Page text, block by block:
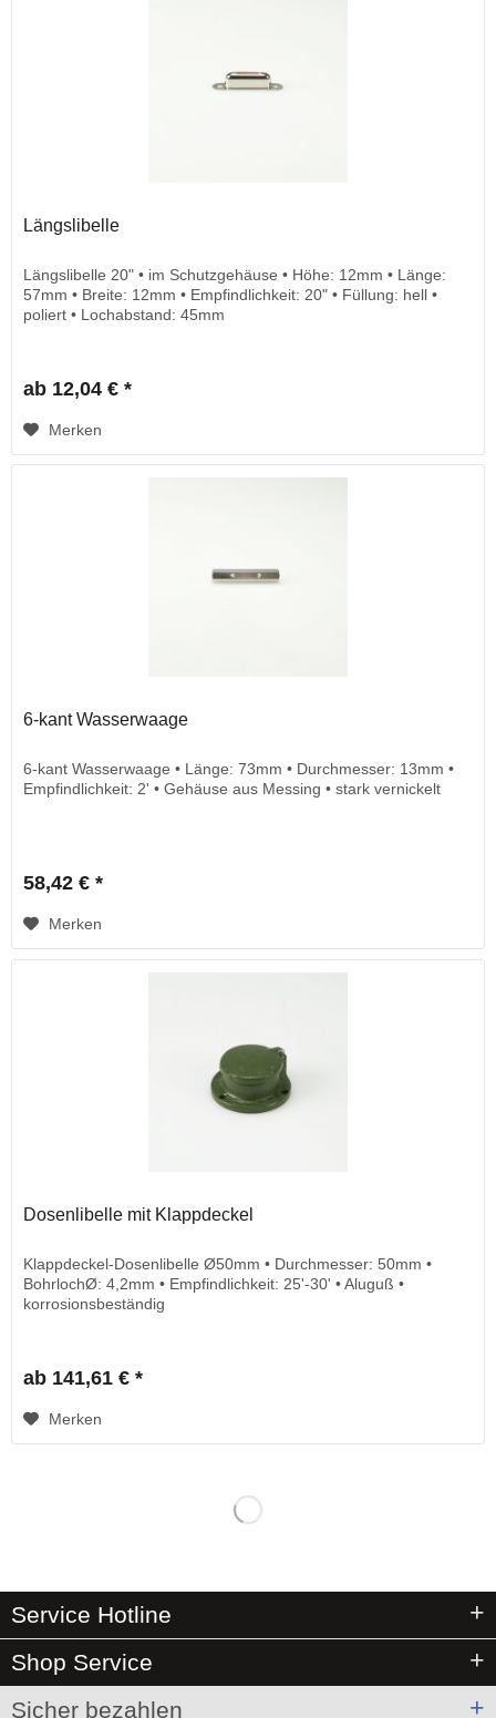
Längslibelle
Längslibelle 20" • im Schutzgehäuse • Höhe: 12mm • Länge:
57mm • Breite: 12mm • Empfindlichkeit: 20" • Füllung: hell •
poliert • Lochabstand: 45mm
ab 12,04 € *
Merken
6-kant Wasserwaage
6-kant Wasserwaage • Länge: 73mm • Durchmesser: 13mm •
Empfindlichkeit: 2' • Gehäuse aus Messing • stark vernickelt
58,42 € *
Merken
Dosenlibelle mit Klappdeckel
Klappdeckel-Dosenlibelle Ø50mm • Durchmesser: 50mm •
BohrlochØ: 4,2mm • Empfindlichkeit: 25'-30' • Aluguß •
korrosionsbeständig
ab 141,61 € *
Merken
Service Hotline
Shop Service
Sicher bezahlen